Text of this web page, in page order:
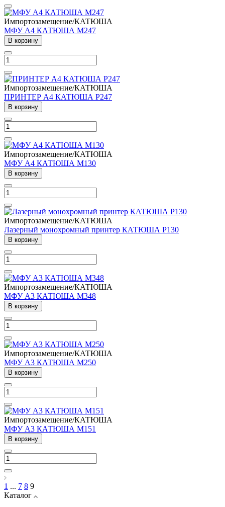
Импортозамещение/КАТЮША
МФУ А4 КАТЮША M247
В корзину
Импортозамещение/КАТЮША
ПРИНТЕР А4 КАТЮША Р247
В корзину
Импортозамещение/КАТЮША
МФУ А4 КАТЮША M130
В корзину
Импортозамещение/КАТЮША
Лазерный монохромный принтер КАТЮША Р130
В корзину
Импортозамещение/КАТЮША
МФУ А3 КАТЮША M348
В корзину
Импортозамещение/КАТЮША
МФУ А3 КАТЮША M250
В корзину
Импортозамещение/КАТЮША
МФУ А3 КАТЮША M151
В корзину
1 ... 7 8 9
Каталог